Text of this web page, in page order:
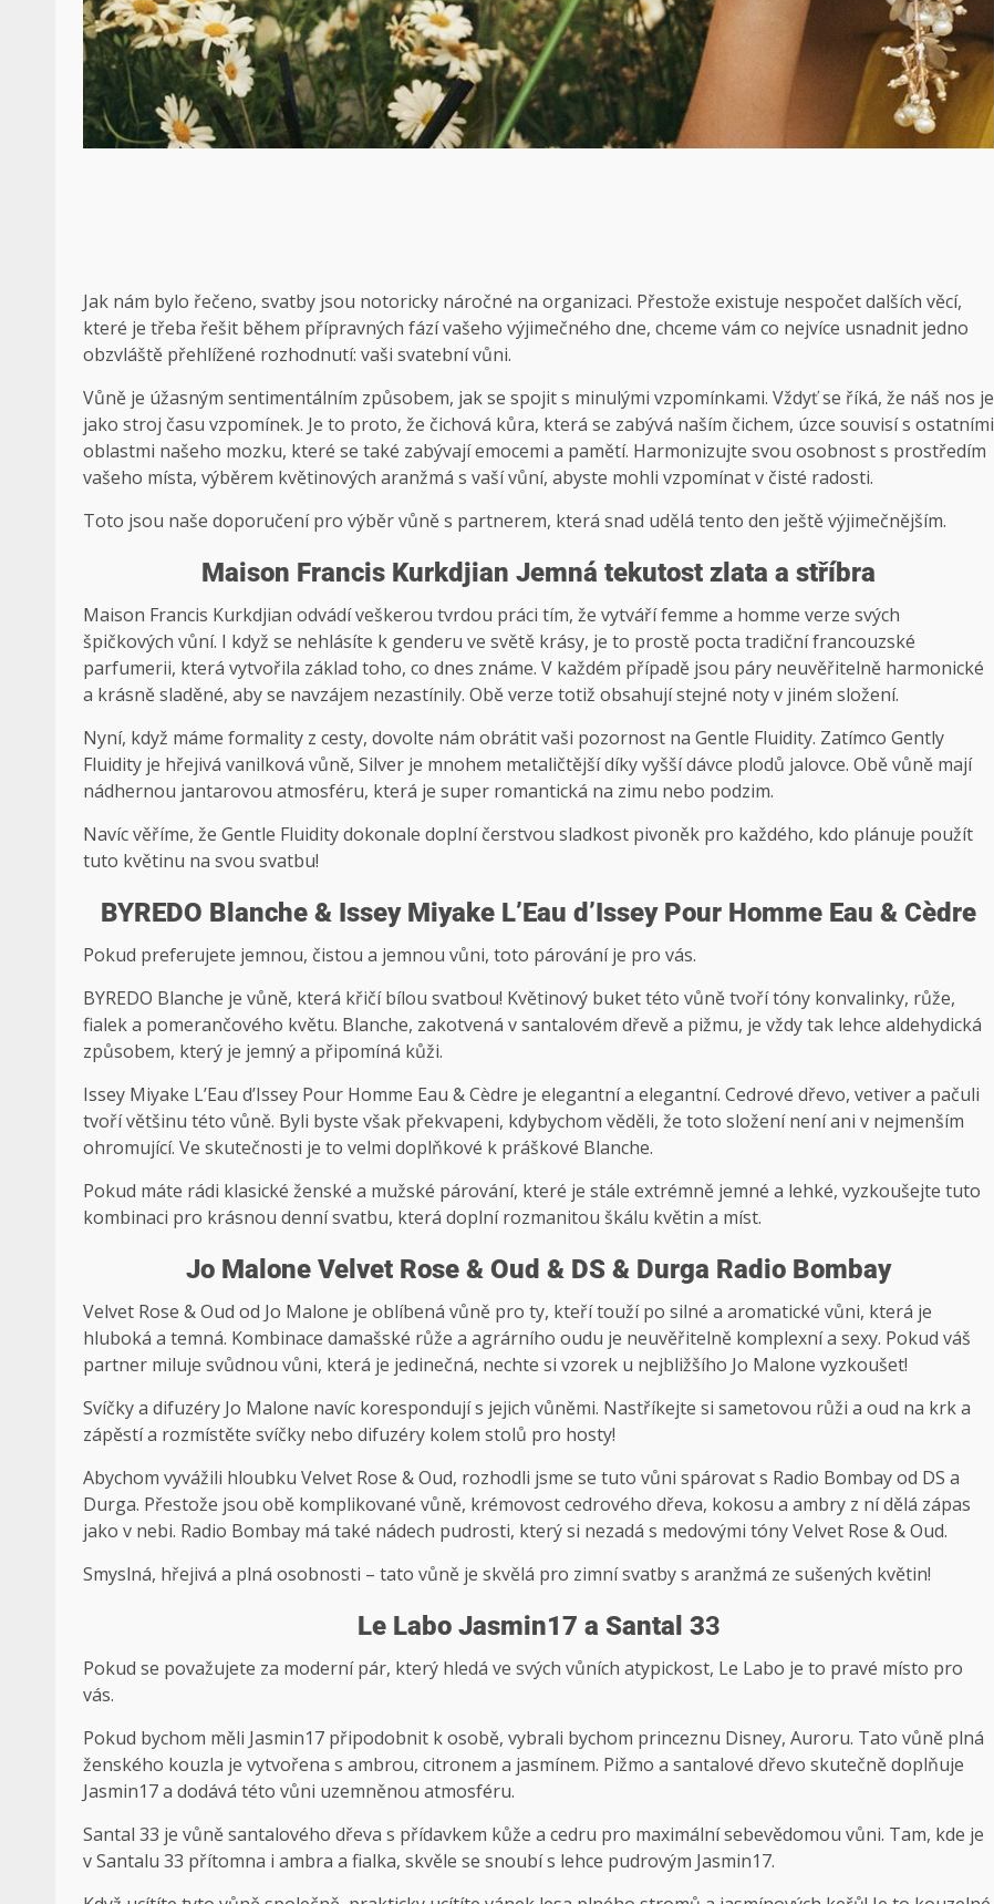
Jak nám bylo řečeno, svatby jsou notoricky náročné na organizaci. Přestože existuje nespočet dalších věcí,
které je třeba řešit během přípravných fází vašeho výjimečného dne, chceme vám co nejvíce usnadnit jedno
obzvláště přehlížené rozhodnutí: vaši svatební vůni.
Vůně je úžasným sentimentálním způsobem, jak se spojit s minulými vzpomínkami. Vždyť se říká, že náš nos je
jako stroj času vzpomínek. Je to proto, že čichová kůra, která se zabývá naším čichem, úzce souvisí s ostatními
oblastmi našeho mozku, které se také zabývají emocemi a pamětí. Harmonizujte svou osobnost s prostředím
vašeho místa, výběrem květinových aranžmá s vaší vůní, abyste mohli vzpomínat v čisté radosti.
Toto jsou naše doporučení pro výběr vůně s partnerem, která snad udělá tento den ještě výjimečnějším.
Maison Francis Kurkdjian Jemná tekutost zlata a stříbra
Maison Francis Kurkdjian odvádí veškerou tvrdou práci tím, že vytváří femme a homme verze svých
špičkových vůní. I když se nehlásíte k genderu ve světě krásy, je to prostě pocta tradiční francouzské
parfumerii, která vytvořila základ toho, co dnes známe. V každém případě jsou páry neuvěřitelně harmonické
a krásně sladěné, aby se navzájem nezastínily. Obě verze totiž obsahují stejné noty v jiném složení.
Nyní, když máme formality z cesty, dovolte nám obrátit vaši pozornost na Gentle Fluidity. Zatímco Gently
Fluidity je hřejivá vanilková vůně, Silver je mnohem metaličtější díky vyšší dávce plodů jalovce. Obě vůně mají
nádhernou jantarovou atmosféru, která je super romantická na zimu nebo podzim.
Navíc věříme, že Gentle Fluidity dokonale doplní čerstvou sladkost pivoněk pro každého, kdo plánuje použít
tuto květinu na svou svatbu!
BYREDO Blanche & Issey Miyake L’Eau d’Issey Pour Homme Eau & Cèdre
Pokud preferujete jemnou, čistou a jemnou vůni, toto párování je pro vás.
BYREDO Blanche je vůně, která křičí bílou svatbou! Květinový buket této vůně tvoří tóny konvalinky, růže,
fialek a pomerančového květu. Blanche, zakotvená v santalovém dřevě a pižmu, je vždy tak lehce aldehydická
způsobem, který je jemný a připomíná kůži.
Issey Miyake L’Eau d’Issey Pour Homme Eau & Cèdre je elegantní a elegantní. Cedrové dřevo, vetiver a pačuli
tvoří většinu této vůně. Byli byste však překvapeni, kdybychom věděli, že toto složení není ani v nejmenším
ohromující. Ve skutečnosti je to velmi doplňkové k práškové Blanche.
Pokud máte rádi klasické ženské a mužské párování, které je stále extrémně jemné a lehké, vyzkoušejte tuto
kombinaci pro krásnou denní svatbu, která doplní rozmanitou škálu květin a míst.
Jo Malone Velvet Rose & Oud & DS & Durga Radio Bombay
Velvet Rose & Oud od Jo Malone je oblíbená vůně pro ty, kteří touží po silné a aromatické vůni, která je
hluboká a temná. Kombinace damašské růže a agrárního oudu je neuvěřitelně komplexní a sexy. Pokud váš
partner miluje svůdnou vůni, která je jedinečná, nechte si vzorek u nejbližšího Jo Malone vyzkoušet!
Svíčky a difuzéry Jo Malone navíc korespondují s jejich vůněmi. Nastříkejte si sametovou růži a oud na krk a
zápěstí a rozmístěte svíčky nebo difuzéry kolem stolů pro hosty!
Abychom vyvážili hloubku Velvet Rose & Oud, rozhodli jsme se tuto vůni spárovat s Radio Bombay od DS a
Durga. Přestože jsou obě komplikované vůně, krémovost cedrového dřeva, kokosu a ambry z ní dělá zápas
jako v nebi. Radio Bombay má také nádech pudrosti, který si nezadá s medovými tóny Velvet Rose & Oud.
Smyslná, hřejivá a plná osobnosti – tato vůně je skvělá pro zimní svatby s aranžmá ze sušených květin!
Le Labo Jasmin17 a Santal 33
Pokud se považujete za moderní pár, který hledá ve svých vůních atypickost, Le Labo je to pravé místo pro
vás.
Pokud bychom měli Jasmin17 připodobnit k osobě, vybrali bychom princeznu Disney, Auroru. Tato vůně plná
ženského kouzla je vytvořena s ambrou, citronem a jasmínem. Pižmo a santalové dřevo skutečně doplňuje
Jasmin17 a dodává této vůni uzemněnou atmosféru.
Santal 33 je vůně santalového dřeva s přídavkem kůže a cedru pro maximální sebevědomou vůni. Tam, kde je
v Santalu 33 přítomna i ambra a fialka, skvěle se snoubí s lehce pudrovým Jasmin17.